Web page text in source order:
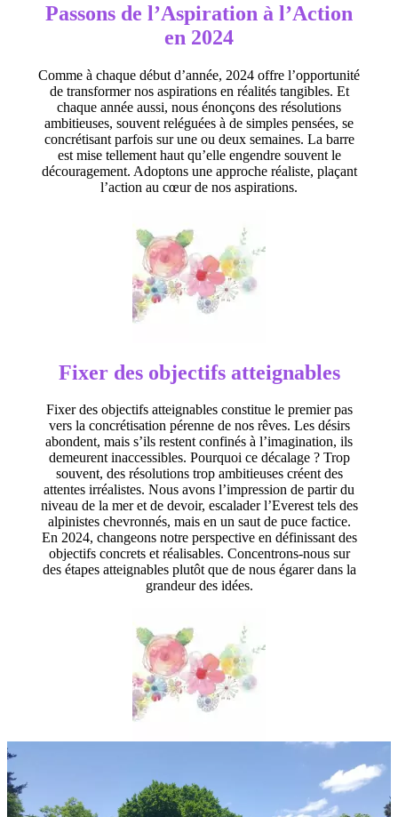
Passons de l’Aspiration à l’Action
en 2024
Comme à chaque début d’année, 2024 offre l’opportunité
de transformer nos aspirations en réalités tangibles. Et
chaque année aussi, nous énonçons des résolutions
ambitieuses, souvent reléguées à de simples pensées, se
concrétisant parfois sur une ou deux semaines. La barre
est mise tellement haut qu’elle engendre souvent le
découragement. Adoptons une approche réaliste, plaçant
l’action au cœur de nos aspirations.
Fixer des objectifs atteignables
Fixer des objectifs atteignables constitue le premier pas
vers la concrétisation pérenne de nos rêves. Les désirs
abondent, mais s’ils restent confinés à l’imagination, ils
demeurent inaccessibles. Pourquoi ce décalage ? Trop
souvent, des résolutions trop ambitieuses créent des
attentes irréalistes. Nous avons l’impression de partir du
niveau de la mer et de devoir, escalader l’Everest tels des
alpinistes chevronnés, mais en un saut de puce factice.
En 2024, changeons notre perspective en définissant des
objectifs concrets et réalisables. Concentrons-nous sur
des étapes atteignables plutôt que de nous égarer dans la
grandeur des idées.